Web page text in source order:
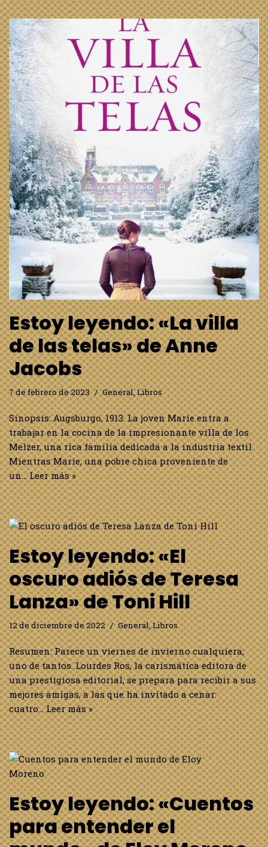
Estoy leyendo: «La villa
de las telas» de Anne
Jacobs
7 de febrero de 2023 General,Libros
Sinopsis: Augsburgo, 1913. La joven Marie entra a
trabajar en la cocina de la impresionante villa de los
Melzer, una rica familia dedicada a la industria textil.
Mientras Marie, una pobre chica proveniente de
un…Leer más »
Estoy leyendo: «El
oscuro adiós de Teresa
Lanza» de Toni Hill
12 de diciembre de 2022 General,Libros
Resumen: Parece un viernes de invierno cualquiera;
uno de tantos. Lourdes Ros, la carismática editora de
una prestigiosa editorial, se prepara para recibir a sus
mejores amigas, a las que ha invitado a cenar:
cuatro…Leer más »
Estoy leyendo: «Cuentos
para entender el